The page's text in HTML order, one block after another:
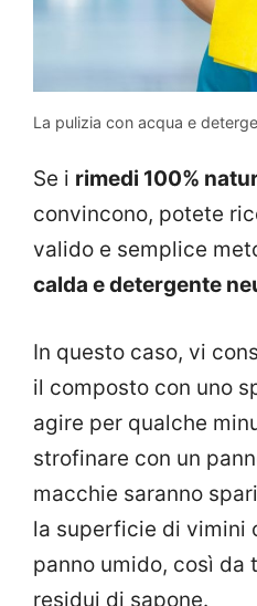
La pulizia con acqua e
Se i rimedi 100%
convincono, potete
valido e semplice
calda e detergente
In questo caso, vi
il composto con uno
agire per qualche
strofinare con un
macchie saranno
la superficie di vimini
panno umido, così da
residui di sapone.